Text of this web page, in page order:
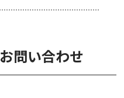
お問い合わせ